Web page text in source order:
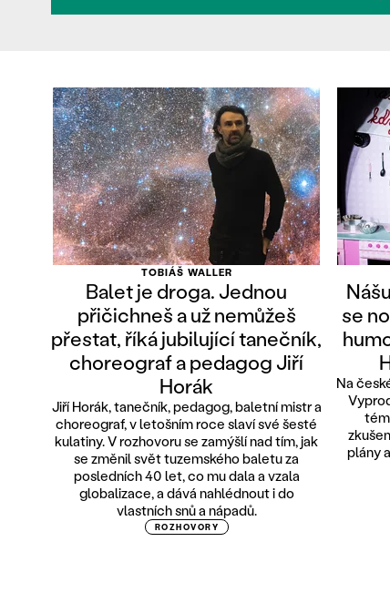
TOBIÁŠ WALLER
Balet je droga. Jednou
přičichneš a už nemůžeš
přestat, říká jubilující tanečník,
choreograf a pedagog Jiří
Horák
Jiří Horák, tanečník, pedagog, baletní mistr a
choreograf, v letošním roce slaví své šesté
kulatiny. V rozhovoru se zamýšlí nad tím, jak
se změnil svět tuzemského baletu za
posledních 40 let, co mu dala a vzala
globalizace, a dává nahlédnout i do
vlastních snů a nápadů.
ROZHOVORY
se
Na
plány